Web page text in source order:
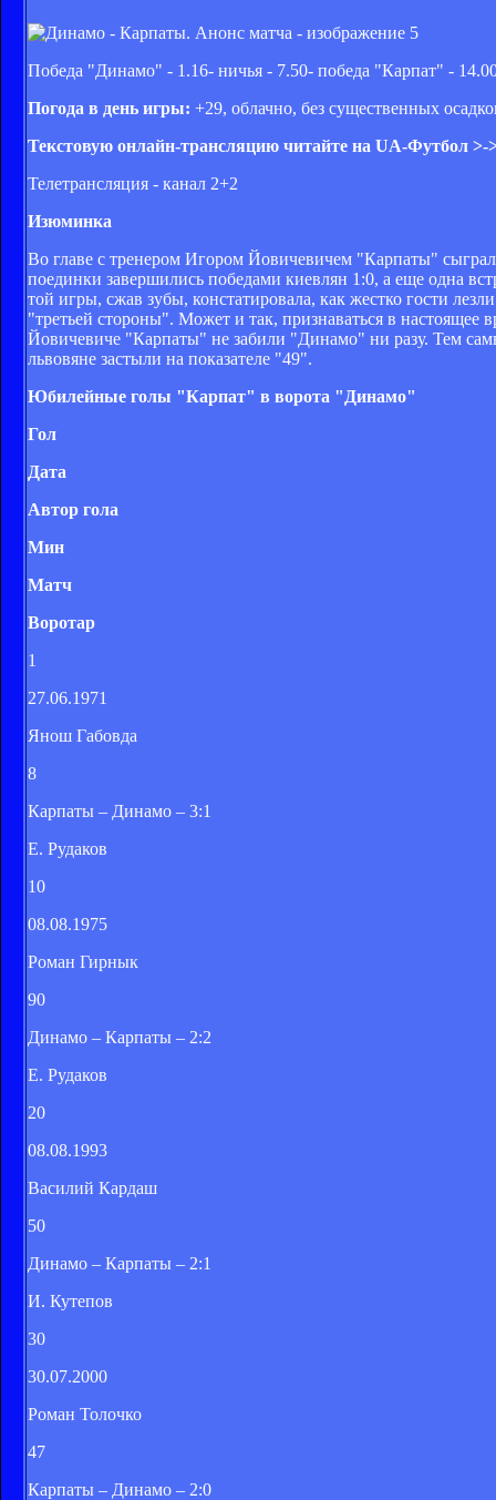
Победа "Динамо" - 1.16- ничья - 7.50- победа "Карпат" -
Погода в день игры: +29, облачно, без существенных
Текстовую онлайн-трансляцию читайте на UA-Футбол >-
Телетрансляция - канал 2+2
Изюминка
Во главе с тренером Игором Йовичевичем "Карпаты"
поединки завершились победами киевлян 1:0, а еще одна
той игры, сжав зубы, констатировала, как жестко гости
"третьей стороны". Может и так, признаваться в настоящее
Йовичевиче "Карпаты" не забили "Динамо" ни разу. Тем
львовяне застыли на показателе "49".
Юбилейные голы "Карпат" в ворота "Динамо"
Гол
Дата
Автор гола
Мин
Матч
Воротар
1
27.06.1971
Янош Габовда
8
Карпаты – Динамо – 3:1
Е. Рудаков
10
08.08.1975
Роман Гирнык
90
Динамо – Карпаты – 2:2
Е. Рудаков
20
08.08.1993
Василий Кардаш
50
Динамо – Карпаты – 2:1
И. Кутепов
30
30.07.2000
Роман Толочко
47
Карпаты – Динамо – 2:0